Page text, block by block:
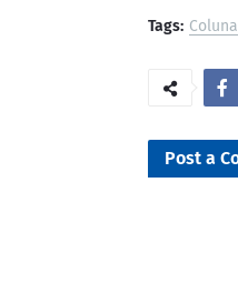
Tags:
Post a